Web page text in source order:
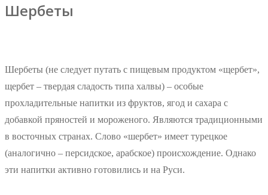
Шербеты
Шербеты (не следует путать с пищевым продуктом «щербет»,
щербет – твердая сладость типа халвы) – особые
прохладительные напитки из фруктов, ягод и сахара с
добавкой пряностей и мороженого. Являются традиционными
в восточных странах. Слово «шербет» имеет турецкое
(аналогично – персидское, арабское) происхождение. Однако
эти напитки активно готовились и на Руси.